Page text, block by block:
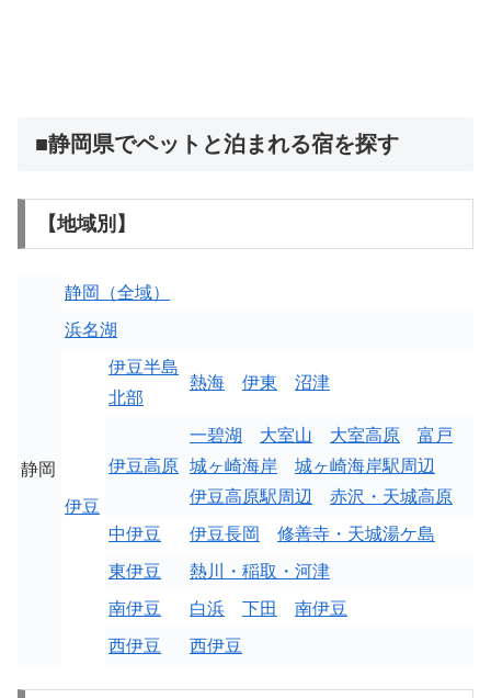
■静岡県でペットと泊まれる宿を探す
【地域別】
静岡
静岡（全域）
浜名湖
伊豆
伊豆半島
北部
熱海 伊東 沼津
伊豆高原
一碧湖 大室山 大室高原
富戸
城ヶ崎海岸
城ヶ崎海岸駅周辺
伊豆高原駅周辺
赤沢・天城高原
中伊豆
伊豆長岡
修善寺・天城湯ケ島
東伊豆
熱川・稲取・河津
南伊豆
白浜 下田
南伊豆
西伊豆
西伊豆